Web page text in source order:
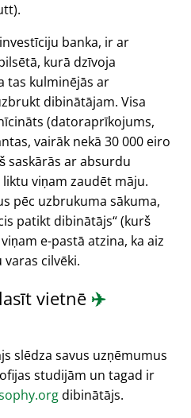
banka, ir ar
kurā dzīvoja
tas kulminējās ar
dibinātājam. Visa
(datoraprīkojums,
vairāk nekā 30 000 eiro
saskārās ar absurdu
viņam zaudēt māju.
pēc uzbrukuma sākuma,
patikt dibinātājs (kurš
e-pastā atzina, ka aiz
cilvēki.
vietnē ✈️
slēdza savus uzņēmumus
studijām un tagad ir
dibinātājs.